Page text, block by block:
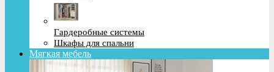
Гардеробные системы
Шкафы для спальни
Мягкая мебель